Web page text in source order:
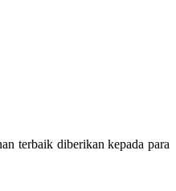
terbaik diberikan kepada para